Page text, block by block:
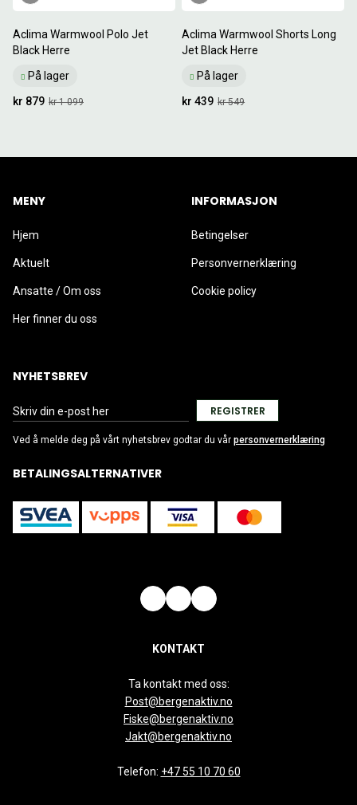
Aclima Warmwool Polo Jet
Black Herre
På lager
kr 1 099
kr 879
Aclima Warmwool Shorts Long
Jet Black Herre
På lager
kr 549
kr 439
MENY
Hjem
Aktuelt
Ansatte / Om oss
Her finner du oss
INFORMASJON
Betingelser
Personvernerklæring
Cookie policy
NYHETSBREV
REGISTRER
Ved å melde deg på vårt nyhetsbrev godtar du vår personvernerklæring
BETALINGSALTERNATIVER
KONTAKT
Ta kontakt med oss:
Post@bergenaktiv.no
Fiske@bergenaktiv.no
Jakt@bergenaktiv.no
Telefon: +47 55 10 70 60